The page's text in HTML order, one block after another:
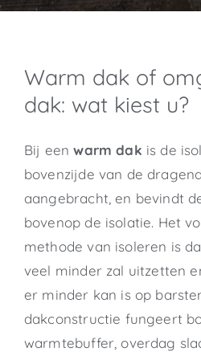
Warm dak of
dak: wat kiest u?
Bij eenwarm dak is de
bovenzijde van de
aangebracht, en bevindt
bovenop de isolatie. Het
methode van isoleren is
veel minder zal uitzetten
er minder kan is op
dakconstructie fungeert
warmtebuffer, overdag